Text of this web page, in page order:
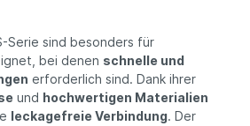
Serie sind besonders für
bei denen schnelle und
erforderlich sind. Dank ihrer
und hochwertigen Materialien
leckagefreie Verbindung. Der